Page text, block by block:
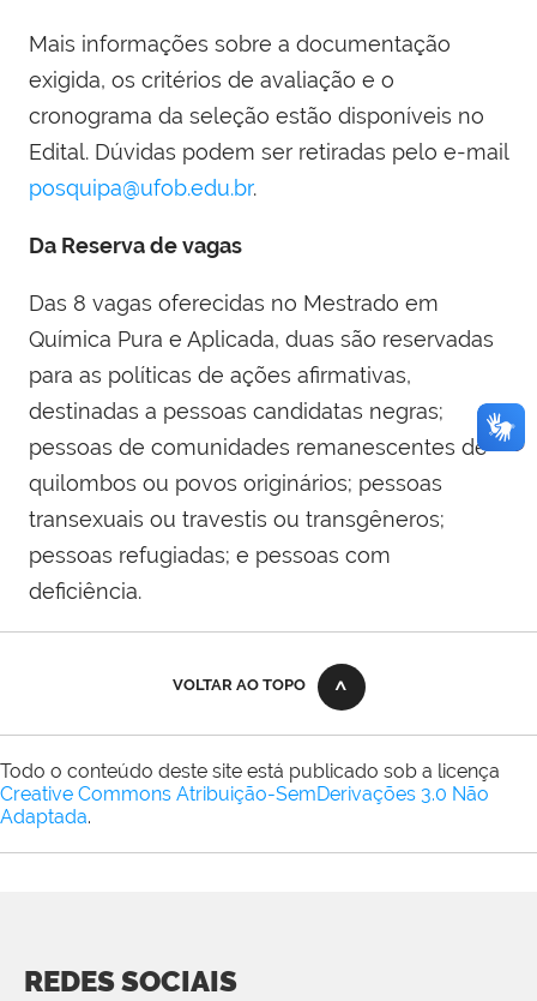
Mais informações sobre a documentação
exigida, os critérios de avaliação e o
cronograma da seleção estão disponíveis no
Edital. Dúvidas podem ser retiradas pelo e-mail
posquipa@ufob.edu.br.
Da Reserva de vagas
Das 8 vagas oferecidas no Mestrado em
Química Pura e Aplicada, duas são reservadas
para as políticas de ações afirmativas,
destinadas a pessoas candidatas negras;
pessoas de comunidades remanescentes de
quilombos ou povos originários; pessoas
transexuais ou travestis ou transgêneros;
pessoas refugiadas; e pessoas com
deficiência.
VOLTAR AO TOPO
Todo o conteúdo deste site está publicado sob a licença
Creative Commons Atribuição-SemDerivações 3.0 Não
Adaptada.
REDES SOCIAIS